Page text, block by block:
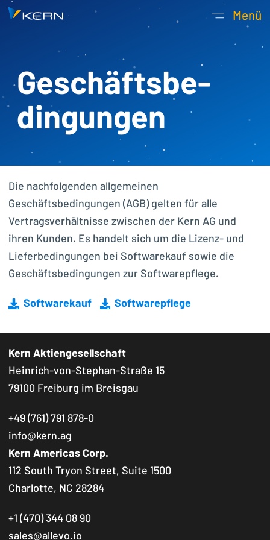
Kern AG Startseite Menü
Geschäftsbe­
dingungen
Die nachfolgenden allgemeinen
Geschäftsbedingungen (AGB) gelten für alle
Vertragsverhältnisse zwischen der Kern AG und
ihren Kunden. Es handelt sich um die Lizenz- und
Lieferbedingungen bei Softwarekauf sowie die
Geschäftsbedingungen zur Softwarepflege.
Softwarekauf Softwarepflege
Kern Aktiengesellschaft
Heinrich-von-Stephan-Straße 15
79100 Freiburg im Breisgau
+49 (761) 791 878-0
info@kern.ag
Kern Americas Corp.
112 South Tryon Street, Suite 1500
Charlotte, NC 28284
+1 (470) 344 08 90
sales@allevo.io